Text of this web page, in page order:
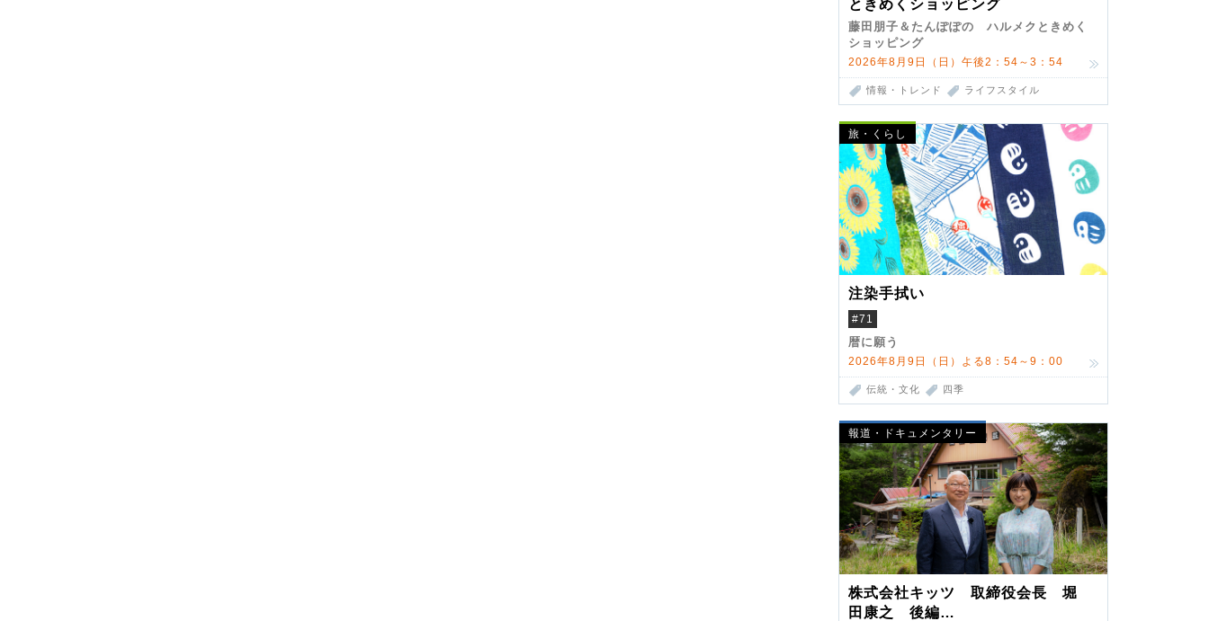
ときめくショッピング
藤田朋子＆たんぽぽの ハルメクときめく
ショッピング
2026年8月9日（日）午後2：54～3：54
情報・トレンド ライフスタイル
旅・くらし
注染手拭い
#71
暦に願う
2026年8月9日（日）よる8：54～9：00
伝統・文化 四季
報道・ドキュメンタリー
株式会社キッツ 取締役会長 堀
田康之 後編